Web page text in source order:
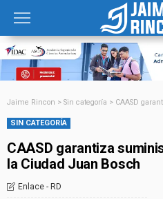
Jaime Rincon > Sin categoría > CAASD
SIN CATEGORÍA
CAASD garantiza
la Ciudad Juan Bosch
Enlace - RD